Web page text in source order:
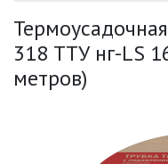
318 ТТУ нг-LS
метров)